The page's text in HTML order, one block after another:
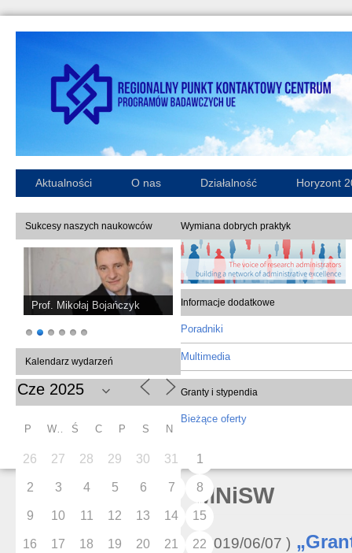
Aktualności O nas Działalność Horyzont
Sukcesy naszych naukowców
Prof. Mikołaj Bojańczyk
Kalendarz wydarzeń
P Ś C P S N
26 27 28 29 30 31 1
2 3 4 5 6 7 8
9 10 11 12 13 14 15
16 17 18 19 20 21 22
Wymiana dobrych praktyk
Informacje dodatkowe
Poradniki
Multimedia
Granty i stypendia
Bieżące oferty
MNiSW
2019/06/07